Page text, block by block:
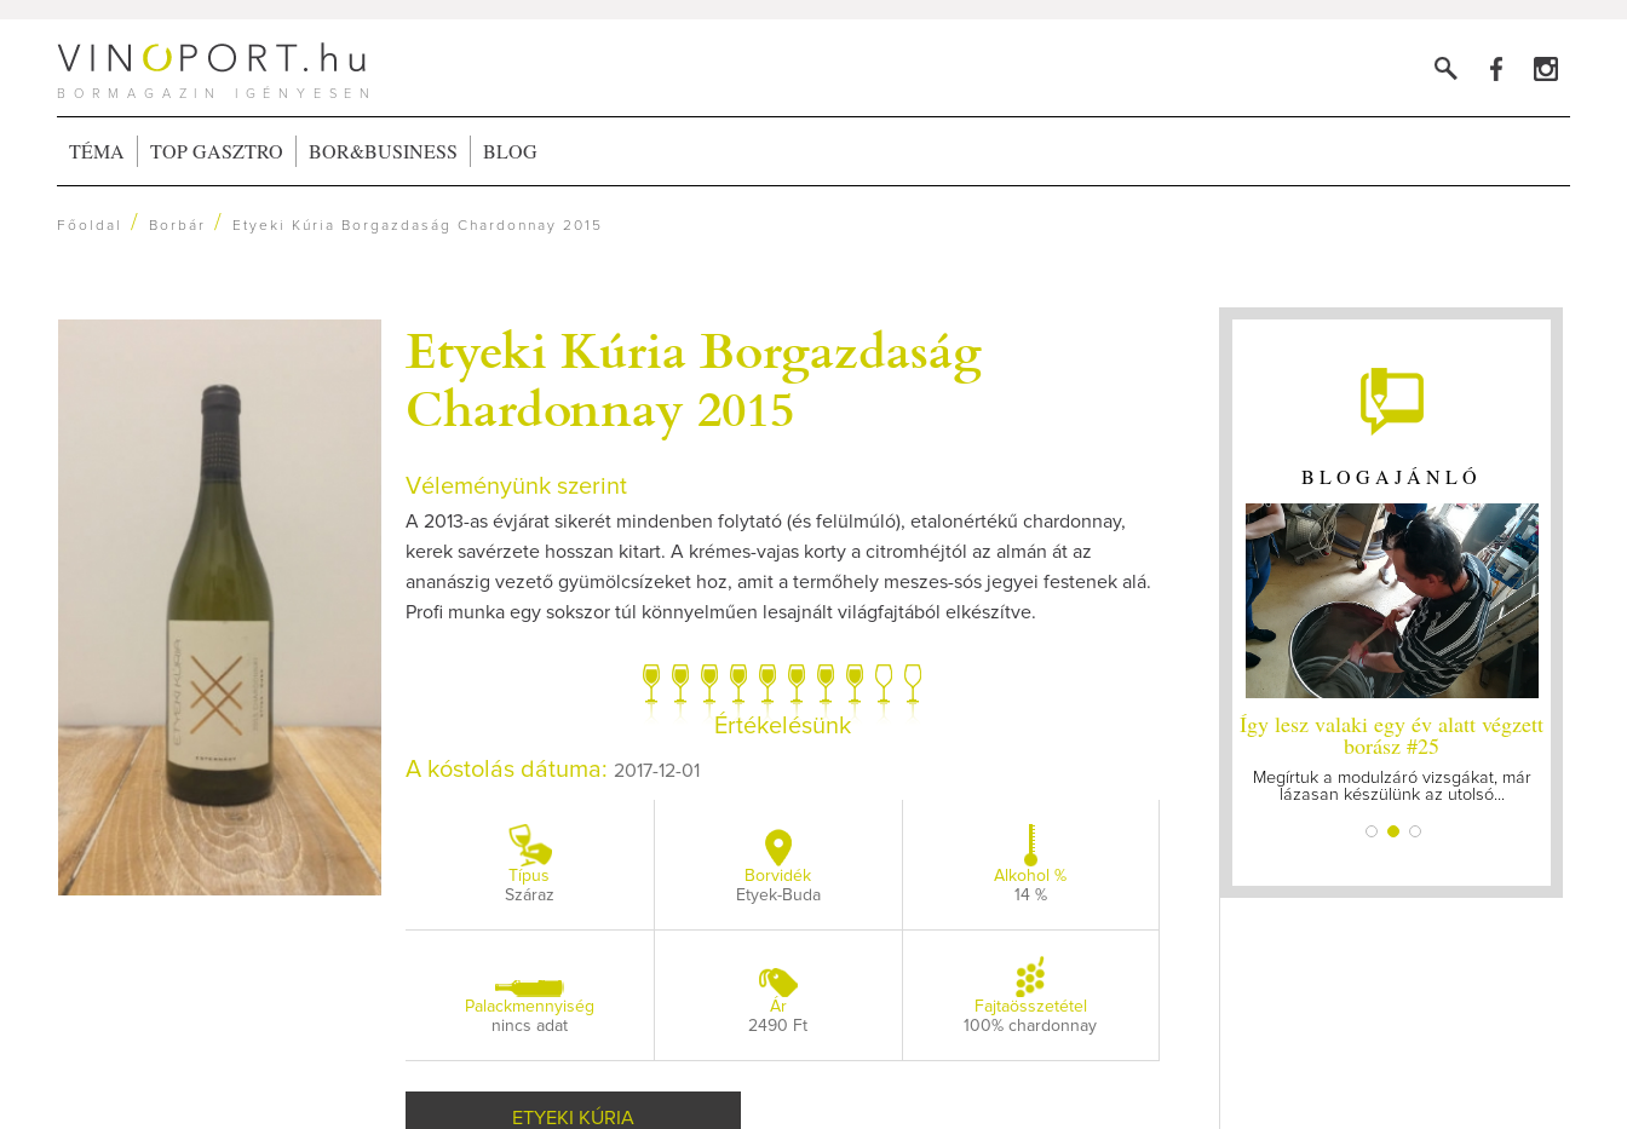
BORMAGAZIN IGÉNYESEN
TÉMA TOP GASZTRO BOR&BUSINESS BLOG
Főoldal / Borbár / Etyeki Kúria Borgazdaság Chardonnay 2015
Etyeki Kúria Borgazdaság
Chardonnay 2015
Véleményünk szerint
A 2013-as évjárat sikerét mindenben folytató (és felülmúló), etalonértékű chardonnay,
kerek savérzete hosszan kitart. A krémes-vajas korty a citromhéjtól az almán át az
ananászig vezető gyümölcsízeket hoz, amit a termőhely meszes-sós jegyei festenek alá.
Profi munka egy sokszor túl könnyelműen lesajnált világfajtából elkészítve.
Értékelésünk
A kóstolás dátuma: 2017-12-01
Típus
Száraz
Borvidék
Etyek-Buda
Alkohol %
14 %
Palackmennyiség
nincs adat
Ár
2490 Ft
Fajtaösszetétel
100% chardonnay
ETYEKI KÚRIA
BLOGAJÁNLÓ
Az extra ráadás fotók mellett a legjobb
Így lesz valaki egy év alatt végzett
borász #25
Megírtuk a modulzáró vizsgákat, már
lázasan készülünk az utolsó...